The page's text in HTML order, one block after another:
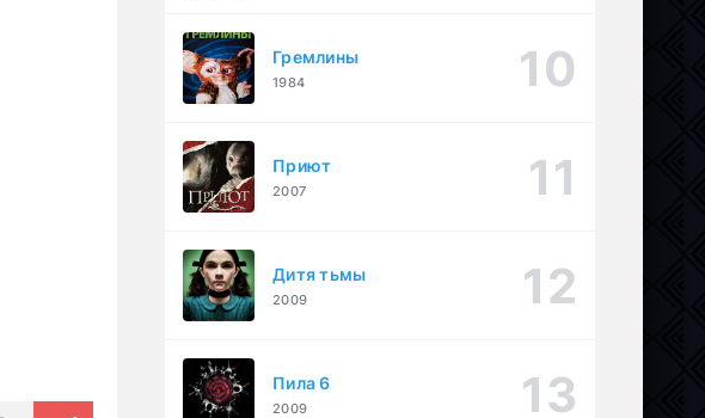
Гремлины
1984
Приют
2007
Дитя тьмы
2009
Пила 6
2009